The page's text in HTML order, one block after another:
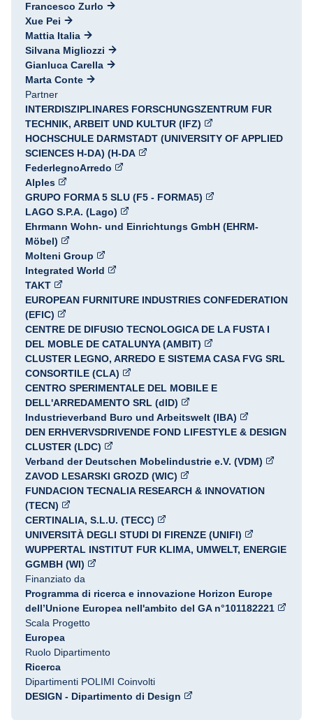
Francesco Zurlo
Xue Pei
Mattia Italia
Silvana Migliozzi
Gianluca Carella
Marta Conte
Partner
INTERDISZIPLINARES FORSCHUNGSZENTRUM FUR
TECHNIK, ARBEIT UND KULTUR (IFZ)
HOCHSCHULE DARMSTADT (UNIVERSITY OF APPLIED
SCIENCES H-DA) (H-DA
FederlegnoArredo
Alples
GRUPO FORMA 5 SLU (F5 - FORMA5)
LAGO S.P.A. (Lago)
Ehrmann Wohn- und Einrichtungs GmbH (EHRM-
Möbel)
Molteni Group
Integrated World
TAKT
EUROPEAN FURNITURE INDUSTRIES CONFEDERATION
(EFIC)
CENTRE DE DIFUSIO TECNOLOGICA DE LA FUSTA I
DEL MOBLE DE CATALUNYA (AMBIT)
CLUSTER LEGNO, ARREDO E SISTEMA CASA FVG SRL
CONSORTILE (CLA)
CENTRO SPERIMENTALE DEL MOBILE E
DELL'ARREDAMENTO SRL (dID)
Industrieverband Buro und Arbeitswelt (IBA)
DEN ERHVERVSDRIVENDE FOND LIFESTYLE & DESIGN
CLUSTER (LDC)
Verband der Deutschen Mobelindustrie e.V. (VDM)
ZAVOD LESARSKI GROZD (WIC)
FUNDACION TECNALIA RESEARCH & INNOVATION
(TECN)
CERTINALIA, S.L.U. (TECC)
UNIVERSITÀ DEGLI STUDI DI FIRENZE (UNIFI)
WUPPERTAL INSTITUT FUR KLIMA, UMWELT, ENERGIE
GGMBH (WI)
Finanziato da
Programma di ricerca e innovazione Horizon Europe
dell’Unione Europea nell'ambito del GA n°101182221
Scala Progetto
Europea
Ruolo Dipartimento
Ricerca
Dipartimenti POLIMI Coinvolti
DESIGN - Dipartimento di Design